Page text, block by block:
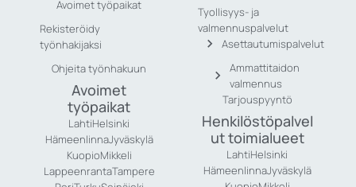
Avoimet työpaikat
Rekisteröidy
työnhakijaksi
Ohjeita työnhakuun
Avoimet
työpaikat
LahtiHelsinki
HämeenlinnaJyväskylä
KuopioMikkeli
LappeenrantaTampere
Tyollisyys- ja
valmennuspalvelut
Asettautumispalvelut
Ammattitaidon
valmennus
Tarjouspyyntö
Henkilöstöpalvel
ut toimialueet
LahtiHelsinki
HämeenlinnaJyväskylä